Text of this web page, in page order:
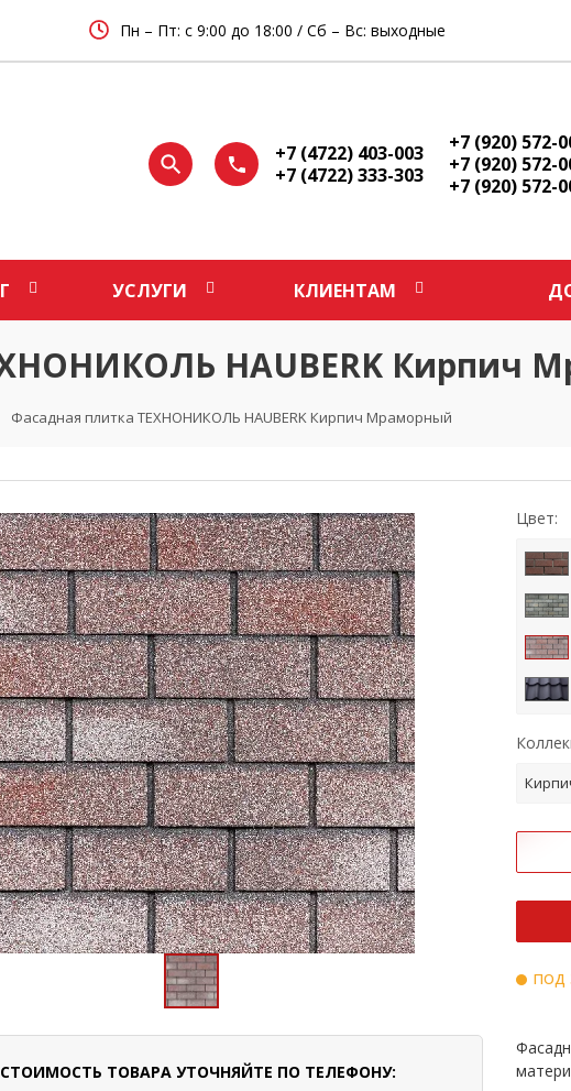
Пн – Пт: с 9:00 до 18:00 / Сб – Вс: выходные
+7 (4722) 403-003
+7 (4722) 333-303
+7 (920) 572-
+7 (920) 572-
+7 (920) 572-
УСЛУГИ КЛИЕНТАМ
HAUBERK Кирпич
Фасадная плитка ТЕХНОНИКОЛЬ HAUBERK Кирпич Мраморный
СТОИМОСТЬ ТОВАРА УТОЧНЯЙТЕ ПО ТЕЛЕФОНУ:
Цвет:
под